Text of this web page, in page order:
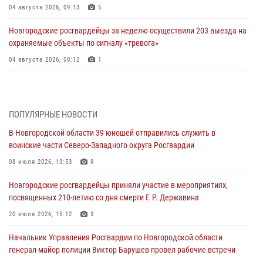
04 августа 2026, 09:13 5
Новгородские росгвардейцы за неделю осуществили 203 выезда на
охраняемые объекты по сигналу «тревога»
04 августа 2026, 09:12 1
В Великом Новгороде сотрудники центра лицензионно-
разрешительной работы Росгвардии провели телефонную «горячую
30 июля 2026, 14:36 1
Новгородские росгвардейцы рассказали о службе детям из летнего
30 июля 2026, 08:40 5
ПОПУЛЯРНЫЕ НОВОСТИ
В Новгородской области 39 юношей отправились служить в
воинские части Северо-Западного округа Росгвардии
08 июля 2026, 13:53 9
Новгородские росгвардейцы приняли участие в мероприятиях,
посвященных 210-летию со дня смерти Г. Р. Державина
20 июля 2026, 15:12 3
Начальник Управления Росгвардии по Новгородской области
генерал-майор полиции Виктор Барушев провел рабочие встречи